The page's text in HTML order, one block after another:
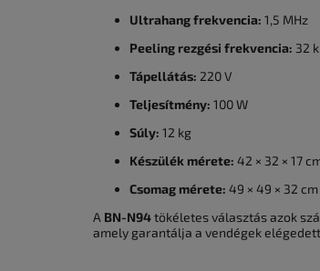
Ultrahang frekvencia: 1,5 MHz
Peeling rezgési frekvencia: 32
Tápellátás: 220 V
Teljesítmény: 100 W
Súly: 12 kg
Készülék mérete: 42 × 32 × 17
Csomag mérete: 49 × 49 × 32 cm
A BN-N94tökéletes választás azok
amely garantálja a vendégek